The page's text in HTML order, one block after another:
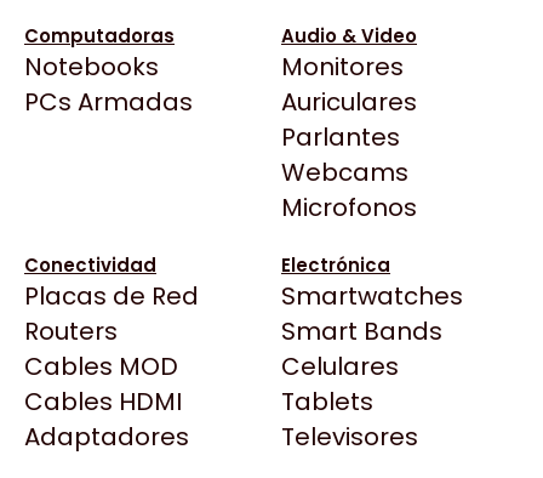
Computadoras
Notebooks
PCs Armadas
Audio & Video
Monitores
Auriculares
Parlantes
Webcams
Microfonos
Conectividad
Placas de Red
Routers
Cables MOD
Cables HDMI
Adaptadores
Electrónica
Smartwatches
Smart Bands
Celulares
Tablets
Televisores
BenQ
CX
Cooler Master
Deepcool
Dell
EVGA
Gamemax
Genesis
Genius
Todas las Tiendas
Click Gaming
Compufan Store
Dinobyte
Full H4rd
Gaming City
Gezatek
$1.007.610
Ver producto en la página de Full H4rd